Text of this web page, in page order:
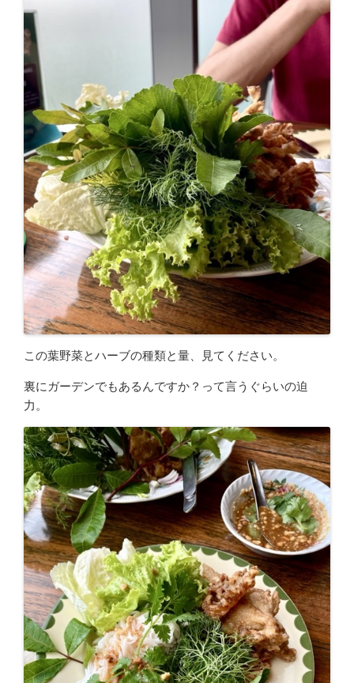
この葉野菜とハーブの種類と量、見てください。
裏にガーデンでもあるんですか？って言うぐらいの迫
力。